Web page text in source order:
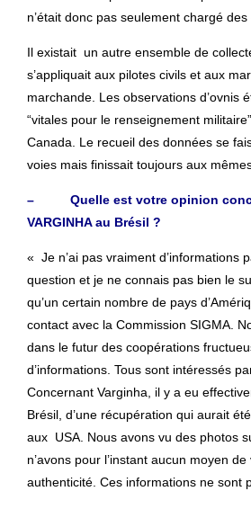
n’était donc pas seulement chargé des
Il existait un autre ensemble de
s’appliquait aux pilotes civils et aux
marchande. Les observations d’ovnis
“vitales pour le renseignement
Canada. Le recueil des données se
voies mais finissait toujours aux
– Quelle est votre opinion
VARGINHA au Brésil ?
« Je n’ai pas vraiment d’informations
question et je ne connais pas bien le
qu’un certain nombre de pays
contact avec la Commission SIGMA.
dans le futur des coopérations
d’informations. Tous sont intéressés
Concernant Varginha, il y a eu
Brésil, d’une récupération qui aurait
aux USA. Nous avons vu des photos
n’avons pour l’instant aucun moyen
authenticité. Ces informations ne sont